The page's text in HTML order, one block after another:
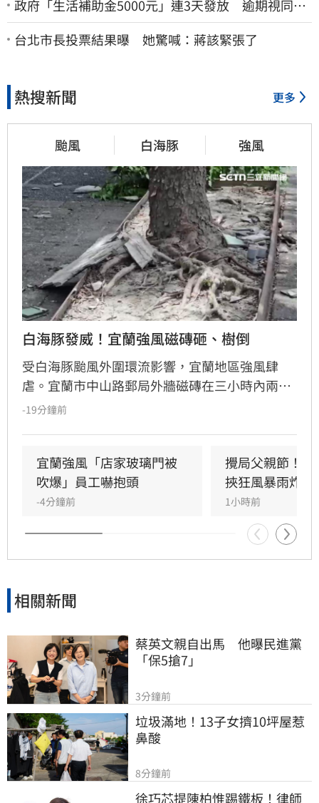
政府「生活補助金5000元」連3天發放 逾期視同放
棄
台北市長投票結果曝 她驚喊：蔣該緊張了
熱搜新聞 更多
颱風 白海豚 強風
白海豚發威！宜蘭強風磁磚砸、樹倒
受白海豚颱風外圍環流影響，宜蘭地區強風肆
虐。宜蘭市中山路郵局外牆磁磚在三小時內兩度
剝落，武營街亦發生磁磚砸地險象，所幸無人傷
全面停駛。
-19分鐘前
宜蘭強風「店家玻璃門被
吹爆」員工嚇抱頭
-4分鐘前
攪局父親節！
挾狂風暴雨炸雙
1小時前
相關新聞
蔡英文親自出馬　他曝民進黨
「保5搶7」
3分鐘前
垃圾滿地！13子女擠10坪屋惹
鼻酸
8分鐘前
徐巧芯提陳柏惟踢鐵板！律師